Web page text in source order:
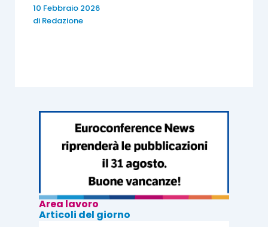
10 Febbraio 2026
di Redazione
Area lavoro
Articoli del giorno